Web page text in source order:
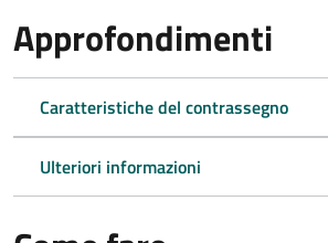
Approfondimenti
Caratteristiche del contrassegno
Ulteriori informazioni